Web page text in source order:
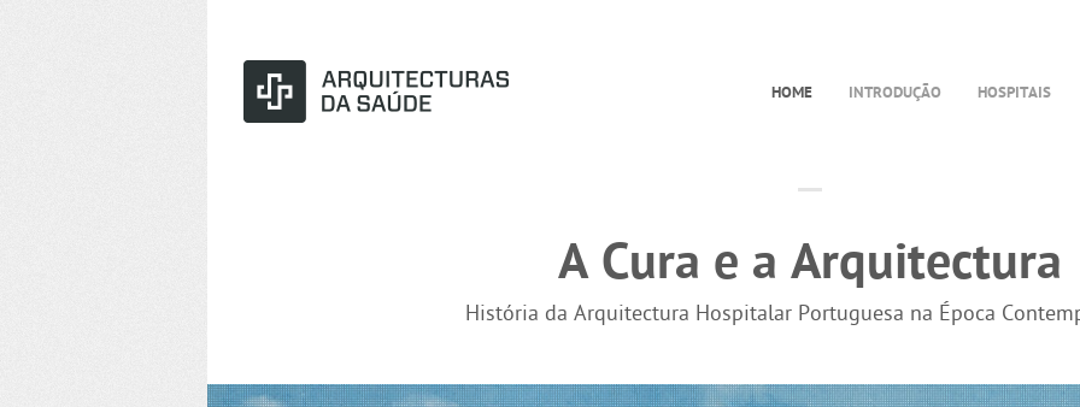
HOME INTRODUÇÃO HOSPITAIS
A Cura e a Arquitectura
História da Arquitectura Hospitalar Portuguesa na Época